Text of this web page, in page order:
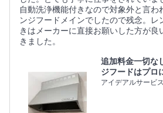
自動洗浄機能付きなので対象外と言
ンジフードメインでしたので残念。レ
きはメーカーに直接お願いした方が良
きました。
追加料金一切な
ジフードはプ
アイデアルサービス